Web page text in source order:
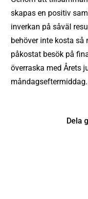
skapas en positiv
inverkan på såväl
behöver inte kosta
påkostat besök på
överraska med Årets
måndagseftermiddag.
Dela